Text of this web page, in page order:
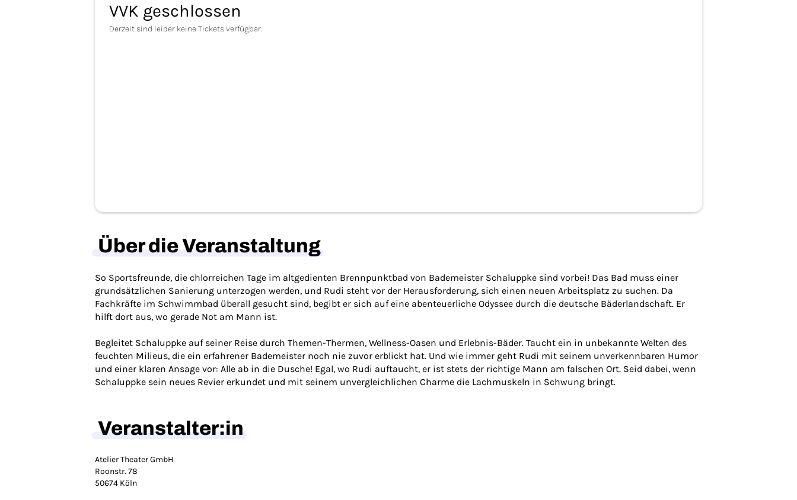
VVK geschlossen
Derzeit sind leider keine Tickets verfügbar.
Über die Veranstaltung
So Sportsfreunde, die chlorreichen Tage im altgedienten Brennpunktbad von Bademeister Schaluppke sind vorbei! Das Bad muss einer
grundsätzlichen Sanierung unterzogen werden, und Rudi steht vor der Herausforderung, sich einen neuen Arbeitsplatz zu suchen. Da
Fachkräfte im Schwimmbad überall gesucht sind, begibt er sich auf eine abenteuerliche Odyssee durch die deutsche Bäderlandschaft. Er
hilft dort aus, wo gerade Not am Mann ist.
Begleitet Schaluppke auf seiner Reise durch Themen-Thermen, Wellness-Oasen und Erlebnis-Bäder. Taucht ein in unbekannte Welten des
feuchten Milieus, die ein erfahrener Bademeister noch nie zuvor erblickt hat. Und wie immer geht Rudi mit seinem unverkennbaren Humor
und einer klaren Ansage vor: Alle ab in die Dusche! Egal, wo Rudi auftaucht, er ist stets der richtige Mann am falschen Ort. Seid dabei, wenn
Schaluppke sein neues Revier erkundet und mit seinem unvergleichlichen Charme die Lachmuskeln in Schwung bringt.
Veranstalter:in
Atelier Theater GmbH
Roonstr. 78
50674 Köln